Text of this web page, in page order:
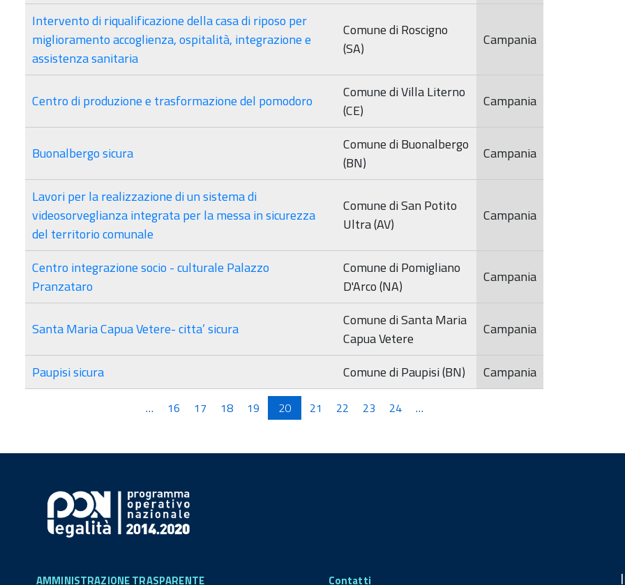
Comitato di
Sorveglianza
Intervento di riqualificazione della casa di riposo per
miglioramento accoglienza, ospitalità, integrazione e
assistenza sanitaria
Comune di Roscigno
(SA)
Campania
Centro di produzione e trasformazione del pomodoro
Comune di Villa Literno
(CE)
Campania
Buonalbergo sicura
Comune di Buonalbergo
(BN)
Campania
Lavori per la realizzazione di un sistema di
videosorveglianza integrata per la messa in sicurezza
del territorio comunale
Comune di San Potito
Ultra (AV)
Campania
Centro integrazione socio - culturale Palazzo
Pranzataro
Comune di Pomigliano
D'Arco (NA)
Campania
Santa Maria Capua Vetere- citta’ sicura
Comune di Santa Maria
Capua Vetere
Campania
Paupisi sicura Comune di Paupisi (BN) Campania
… 16 17 18 19 20 21 22 23 24 …
AMMINISTRAZIONE TRASPARENTE Contatti